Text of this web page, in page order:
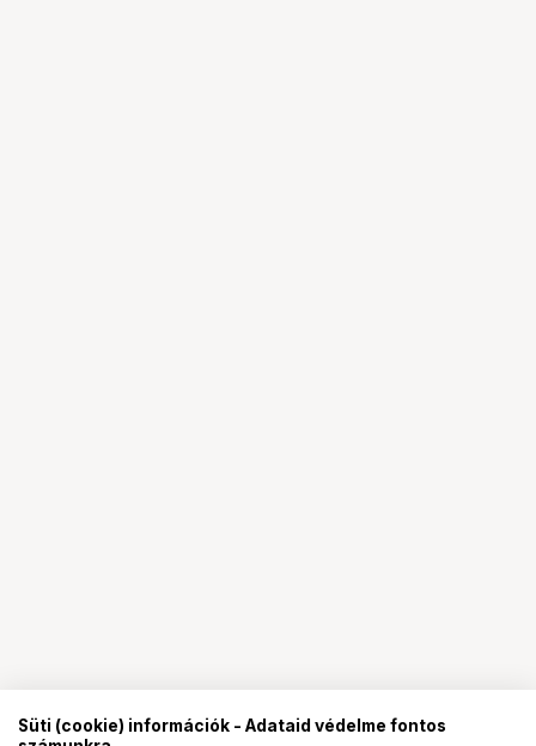
Süti (cookie) információk - Adataid védelme fontos